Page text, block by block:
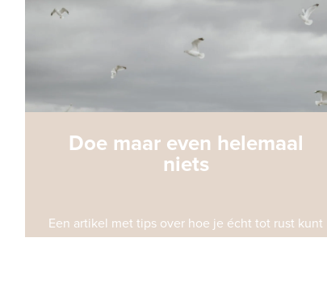
Doe maar even helemaal
niets
Een artikel met tips over hoe je écht tot rust kunt